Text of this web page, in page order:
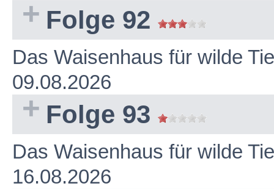
Folge 92
Das Waisenhaus für wilde
09.08.2026
Folge 93
Das Waisenhaus für wilde
16.08.2026